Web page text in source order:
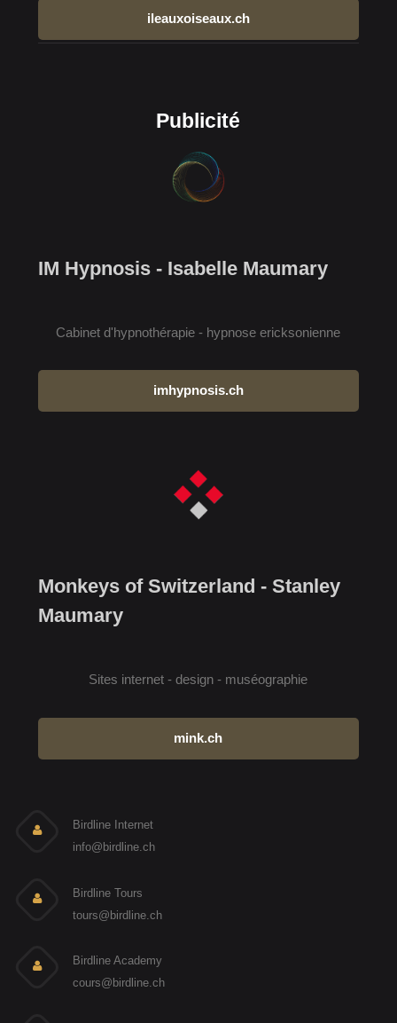
ileauxoiseaux.ch
Publicité
IM Hypnosis - Isabelle Maumary
Cabinet d'hypnothérapie - hypnose ericksonienne
imhypnosis.ch
Monkeys of Switzerland - Stanley
Maumary
Sites internet - design - muséographie
mink.ch
Birdline Internet
info@birdline.ch
Birdline Tours
tours@birdline.ch
Birdline Academy
cours@birdline.ch